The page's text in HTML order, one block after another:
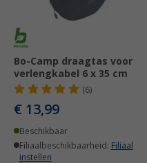
Bo-Camp draagtas voor
verlengkabel 6 x 35 cm
(6)
€ 13,99
Beschikbaar
Filiaalbeschikbaarheid: Filiaal
instellen